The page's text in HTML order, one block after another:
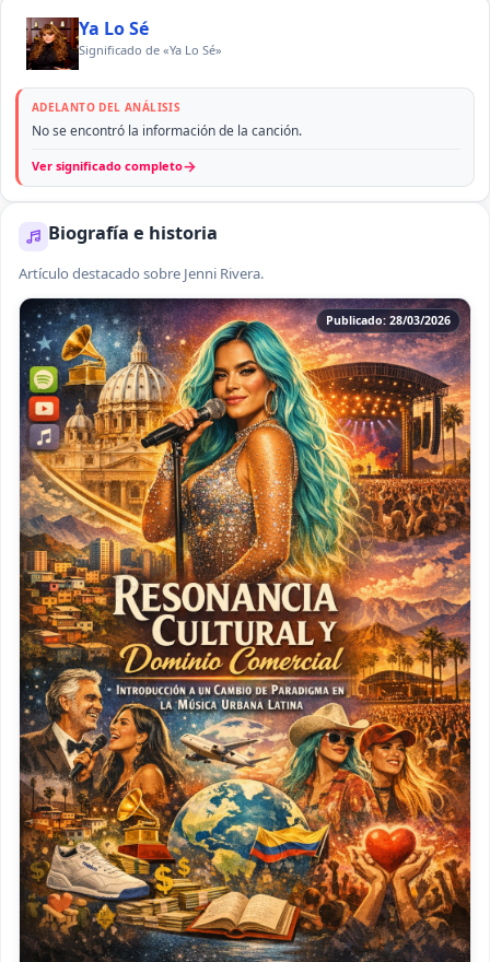
Ya Lo Sé
Significado de «Ya Lo Sé»
ADELANTO DEL ANÁLISIS
No se encontró la información de la canción.
Ver significado completo→
Biografía e historia
Artículo destacado sobre Jenni Rivera.
Publicado: 28/03/2026